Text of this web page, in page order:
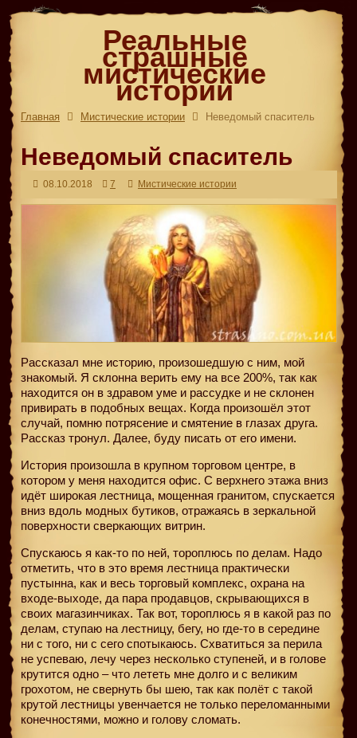
Реальные
страшные
мистические
истории
Главная Мистические истории Неведомый спаситель
Неведомый спаситель
08.10.2018 7 Мистические истории
Рассказал мне историю, произошедшую с ним, мой
знакомый. Я склонна верить ему на все 200%, так как
находится он в здравом уме и рассудке и не склонен
привирать в подобных вещах. Когда произошёл этот
случай, помню потрясение и смятение в глазах друга.
Рассказ тронул. Далее, буду писать от его имени.
История произошла в крупном торговом центре, в
котором у меня находится офис. С верхнего этажа вниз
идёт широкая лестница, мощенная гранитом, спускается
вниз вдоль модных бутиков, отражаясь в зеркальной
поверхности сверкающих витрин.
Спускаюсь я как-то по ней, тороплюсь по делам. Надо
отметить, что в это время лестница практически
пустынна, как и весь торговый комплекс, охрана на
входе-выходе, да пара продавцов, скрывающихся в
своих магазинчиках. Так вот, тороплюсь я в какой раз по
делам, ступаю на лестницу, бегу, но где-то в середине
ни с того, ни с сего спотыкаюсь. Схватиться за перила
не успеваю, лечу через несколько ступеней, и в голове
крутится одно – что лететь мне долго и с великим
грохотом, не свернуть бы шею, так как полёт с такой
крутой лестницы увенчается не только переломанными
конечностями, можно и голову сломать.